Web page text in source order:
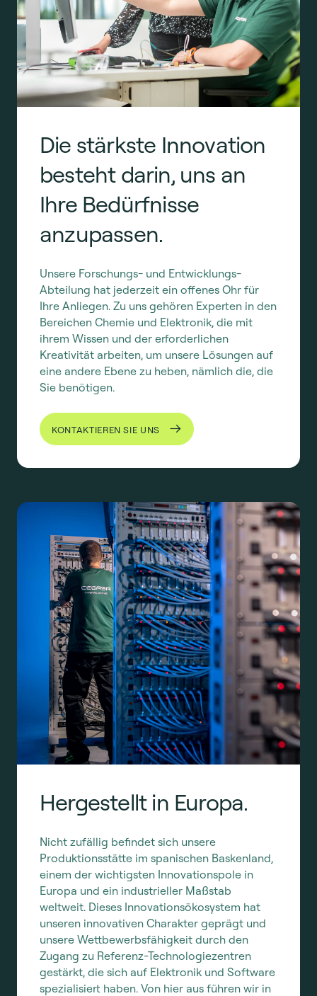
Die stärkste Innovation
besteht darin, uns an
Ihre Bedürfnisse
anzupassen.
Unsere Forschungs- und Entwicklungs-
Abteilung hat jederzeit ein offenes Ohr für
Ihre Anliegen. Zu uns gehören Experten in den
Bereichen Chemie und Elektronik, die mit
ihrem Wissen und der erforderlichen
Kreativität arbeiten, um unsere Lösungen auf
eine andere Ebene zu heben, nämlich die, die
Sie benötigen.
KONTAKTIEREN SIE UNS
Hergestellt in Europa.
Nicht zufällig befindet sich unsere
Produktionsstätte im spanischen Baskenland,
einem der wichtigsten Innovationspole in
Europa und ein industrieller Maßstab
weltweit. Dieses Innovationsökosystem hat
unseren innovativen Charakter geprägt und
unsere Wettbewerbsfähigkeit durch den
Zugang zu Referenz-Technologiezentren
gestärkt, die sich auf Elektronik und Software
spezialisiert haben. Von hier aus führen wir in